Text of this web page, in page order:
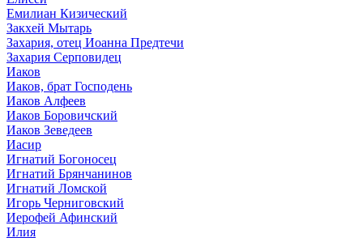
Емилиан Кизический
Закхей Мытарь
Захария, отец Иоанна Предтечи
Захария Серповидец
Иаков
Иаков, брат Господень
Иаков Алфеев
Иаков Боровичский
Иаков Зеведеев
Иасир
Игнатий Богоносец
Игнатий Брянчанинов
Игнатий Ломской
Игорь Черниговский
Иерофей Афинский
Илия